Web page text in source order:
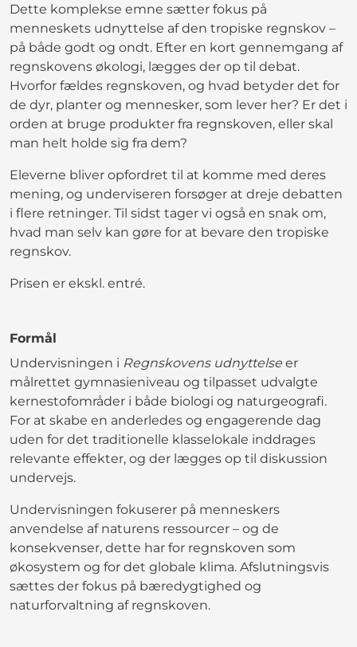
Dette komplekse emne sætter fokus på
menneskets udnyttelse af den tropiske regnskov –
på både godt og ondt. Efter en kort gennemgang af
regnskovens økologi, lægges der op til debat.
Hvorfor fældes regnskoven, og hvad betyder det for
de dyr, planter og mennesker, som lever her? Er det i
orden at bruge produkter fra regnskoven, eller skal
man helt holde sig fra dem?
Eleverne bliver opfordret til at komme med deres
mening, og underviseren forsøger at dreje debatten
i flere retninger. Til sidst tager vi også en snak om,
hvad man selv kan gøre for at bevare den tropiske
regnskov.
Prisen er ekskl. entré.
Formål
Undervisningen i Regnskovens udnyttelse er
målrettet gymnasieniveau og tilpasset udvalgte
kernestofområder i både biologi og naturgeografi.
For at skabe en anderledes og engagerende dag
uden for det traditionelle klasselokale inddrages
relevante effekter, og der lægges op til diskussion
undervejs.
Undervisningen fokuserer på menneskers
anvendelse af naturens ressourcer – og de
konsekvenser, dette har for regnskoven som
økosystem og for det globale klima. Afslutningsvis
sættes der fokus på bæredygtighed og
naturforvaltning af regnskoven.